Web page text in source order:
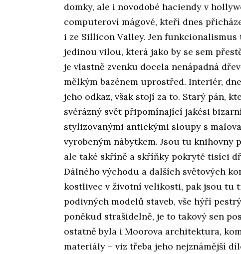
domky, ale i novodobé haciendy v
computeroví mágové, kteří dnes
i ze Sillicon Valley. Jen
jedinou vilou, která jako by se sem
je vlastně zvenku docela nenápadná
mělkým bazénem uprostřed. Interiér,
jeho odkaz, však stojí za to. Starý pán,
svérázný svět připomínající jakési
stylizovanými antickými sloupy s
vyrobeným nábytkem. Jsou tu knihovny
ale také skříně a skříňky pokryté tisíci
Dálného východu a dalších světových
kostlivec v životní velikosti, pak jsou tu
podivných modelů staveb, vše hýří
poněkud strašidelně, je to takový sen
ostatně byla i Moorova architektura,
materiály – viz třeba jeho nejznámější